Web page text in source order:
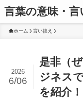
言葉の意味・
ホーム 言い換え
是非（
ジネス
を紹介！
2026
6/06